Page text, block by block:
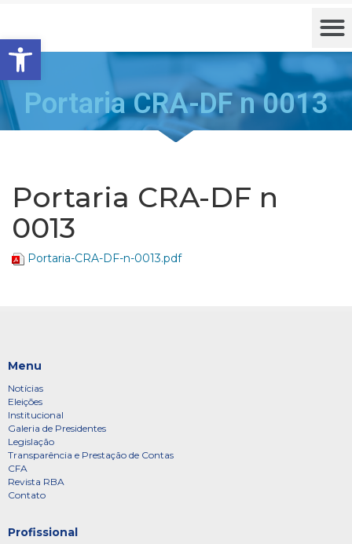
Barra de Ferramentas Aberta
Portaria CRA-DF n 0013
Portaria CRA-DF n
0013
Portaria-CRA-DF-n-0013.pdf
Menu
Notícias
Eleições
Institucional
Galeria de Presidentes
Legislação
Transparência e Prestação de Contas
CFA
Revista RBA
Contato
Profissional